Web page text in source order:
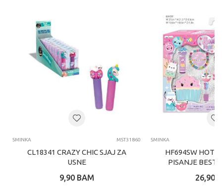
SMINKA MST31860
CL18341 CRAZY CHIC SJAJ ZA
USNE
9,90 BAM
SMINKA
HF694SW HOT
PISANJE
26,90